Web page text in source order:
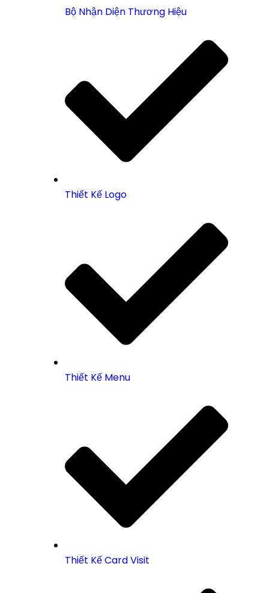
Bộ Nhận Diện Thương Hiệu
Thiết Kế Logo
Thiết Kế Menu
Thiết Kế Card Visit